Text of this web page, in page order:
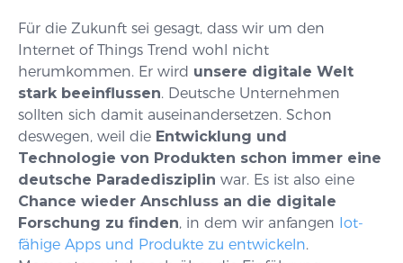
Für die Zukunft sei gesagt, dass wir um den
Internet of Things Trend wohl nicht
herumkommen. Er wird unsere digitale Welt
stark beeinflussen. Deutsche Unternehmen
sollten sich damit auseinandersetzen. Schon
deswegen, weil die Entwicklung und
Technologie von Produkten schon immer eine
deutsche Paradedisziplin war. Es ist also eine
Chance wieder Anschluss an die digitale
Forschung zu finden, in dem wir anfangen Iot-
fähige Apps und Produkte zu entwickeln.